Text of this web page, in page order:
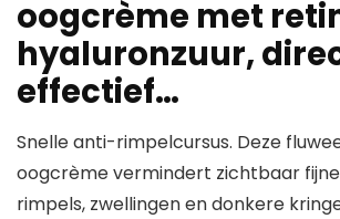
oogcrème met
hyaluronzuur,
effectief…
Snelle anti-rimpelcursus. Deze
oogcrème vermindert zichtbaar
rimpels, zwellingen en donkere